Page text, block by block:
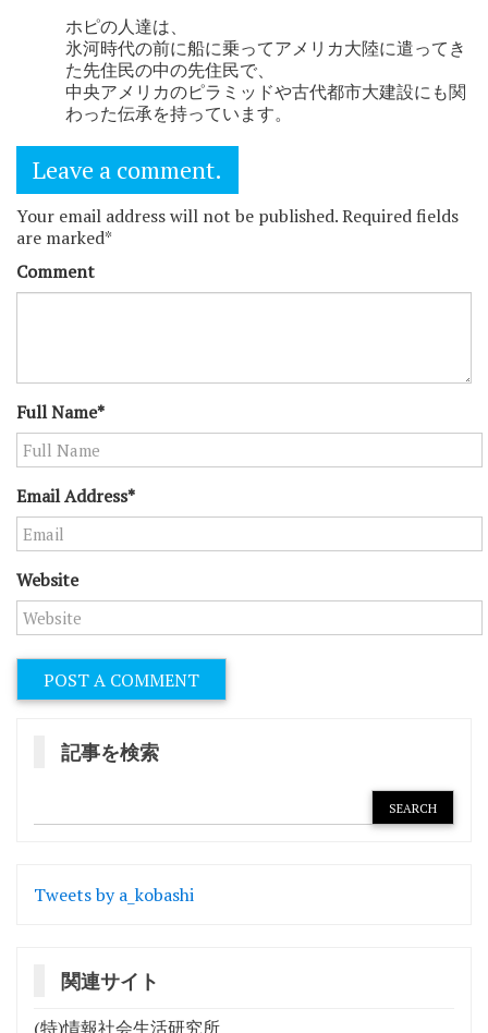
ホピの人達は、
氷河時代の前に船に乗ってアメリカ大陸に遣ってき
た先住民の中の先住民で、
中央アメリカのピラミッドや古代都市大建設にも関
わった伝承を持っています。
Leave a comment.
Your email address will not be published. Required fields
are marked*
Comment
Full Name*
Email Address*
Website
記事を検索
Tweets by a_kobashi
関連サイト
(特)情報社会生活研究所